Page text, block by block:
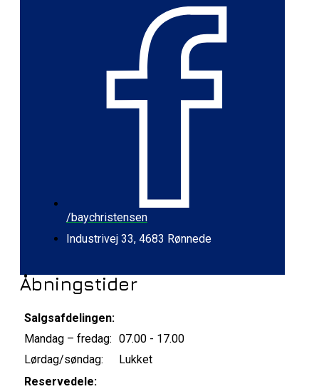
/baychristensen
Industrivej 33, 4683 Rønnede
Åbningstider
Salgsafdelingen:
Mandag – fredag: 07.00 - 17.00
Lørdag/søndag:
Lukket
Reservedele: